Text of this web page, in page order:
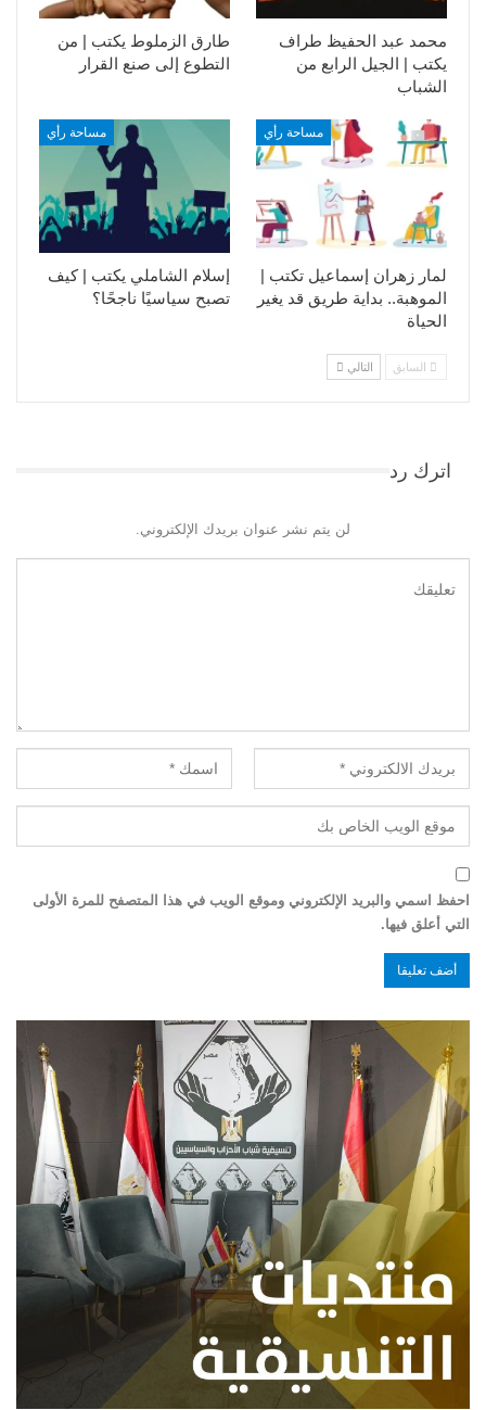
طارق الزملوط يكتب | من
التطوع إلى صنع القرار
محمد عبد الحفيظ طراف
يكتب | الجيل الرابع من
الشباب
مساحة رأي
إسلام الشاملي يكتب | كيف
تصبح سياسيًا ناجحًا؟
مساحة رأي
لمار زهران إسماعيل تكتب |
الموهبة.. بداية طريق قد يغير
الحياة
السابق التالي
اترك رد
لن يتم نشر عنوان بريدك الإلكتروني.
احفظ اسمي والبريد الإلكتروني وموقع الويب في هذا المتصفح للمرة الأولى
التي أعلق فيها.